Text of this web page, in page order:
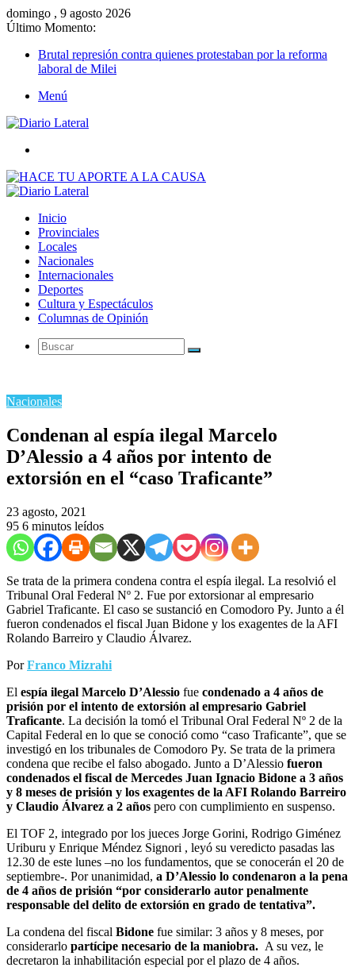
domingo , 9 agosto 2026
Último Momento:
Brutal represión contra quienes protestaban por la reforma
laboral de Milei
Menú
Inicio
Provinciales
Locales
Nacionales
Internacionales
Deportes
Cultura y Espectáculos
Columnas de Opinión
Buscar
Nacionales
Condenan al espía ilegal Marcelo
D’Alessio a 4 años por intento de
extorsión en el “caso Traficante”
23 agosto, 2021
95 6 minutos leídos
Se trata de la primera condena contra el espía ilegal. La resolvió el
Tribunal Oral Federal Nº 2. Fue por extorsionar al empresario
Gabriel Traficante. El caso se sustanció en Comodoro Py. Junto a él
fueron condenados el fiscal Juan Bidone y los exagentes de la AFI
Rolando Barreiro y Claudio Álvarez.
PorFranco Mizrahi
El espía ilegal Marcelo D’Alessio fue condenado a 4 años de
prisión por el intento de extorsión al empresario Gabriel
Traficante. La decisión la tomó el Tribunal Oral Federal Nº 2 de la
Capital Federal en lo que se conoció como “caso Traficante”, que se
investigó en los tribunales de Comodoro Py. Se trata de la primera
condena que recibe el falso abogado. Junto a D’Alessio fueron
condenados el fiscal de Mercedes Juan Ignacio Bidone a 3 años
y 8 meses de prisión y los exagentes de la AFI Rolando Barreiro
y Claudio Álvarez a 2 años pero con cumplimiento en suspenso.
El TOF 2, integrado por los jueces Jorge Gorini, Rodrigo Giménez
Uriburu y Enrique Méndez Signori , leyó su veredicto pasadas las
12.30 de este lunes –no los fundamentos, que se conocerán el 20 de
septiembre-. Por unanimidad, a D’Alessio lo condenaron a la pena
de 4 años de prisión “por considerarlo autor penalmente
responsable del delito de extorsión en grado de tentativa”.
La condena del fiscal Bidone fue similar: 3 años y 8 meses, por
considerarlo partícipe necesario de la maniobra. A su vez, le
decretaron la inhabilitación especial por el plazo de 4 años.